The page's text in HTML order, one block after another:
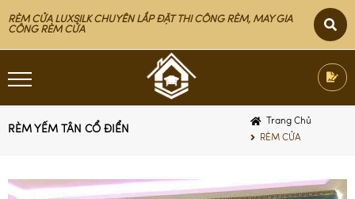
RÈM CỬA LUXSILK CHUYÊN LẮP ĐẶT THI CÔNG RÈM, MAY GIA
CÔNG RÈM CỬA
RÈM YẾM TÂN CỔ ĐIỂN
Trang Chủ
RÈM CỬA